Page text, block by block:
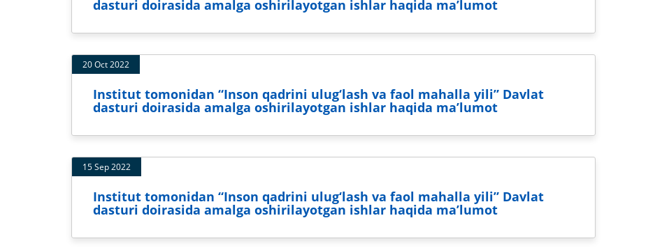
dasturi doirasida amalga oshirilayotgan ishlar haqida maʼlumot
20 Oct 2022
Institut tomonidan “Inson qadrini ulug‘lash va faol mahalla yili” Davlat
dasturi doirasida amalga oshirilayotgan ishlar haqida maʼlumot
15 Sep 2022
Institut tomonidan “Inson qadrini ulug‘lash va faol mahalla yili” Davlat
dasturi doirasida amalga oshirilayotgan ishlar haqida maʼlumot